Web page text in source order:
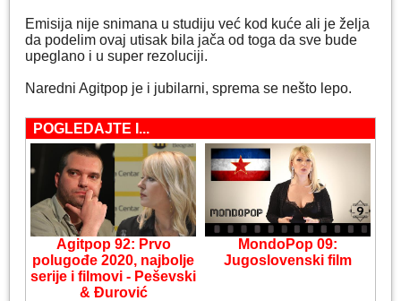
Emisija nije snimana u studiju već kod kuće ali je želja
da podelim ovaj utisak bila jača od toga da sve bude
upeglano i u super rezoluciji.
Naredni Agitpop je i jubilarni, sprema se nešto lepo.
POGLEDAJTE I...
Agitpop 92: Prvo
polugođe 2020, najbolje
serije i filmovi - Peševski
& Đurović
MondoPop 09:
Jugoslovenski film